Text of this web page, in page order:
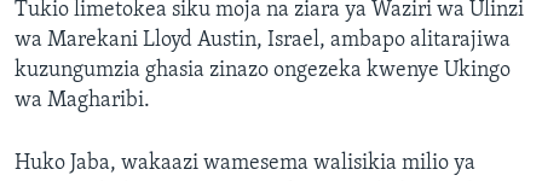
Tukio limetokea siku moja na ziara ya Waziri wa Ulinzi
wa Marekani Lloyd Austin, Israel, ambapo alitarajiwa
kuzungumzia ghasia zinazo ongezeka kwenye Ukingo
wa Magharibi.
Huko Jaba, wakaazi wamesema walisikia milio ya